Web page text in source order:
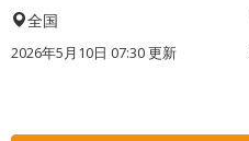
全国
2026年5月10日 07:30 更新